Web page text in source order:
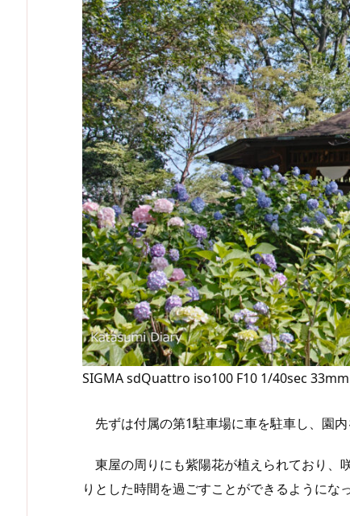
SIGMA sdQuattro iso100 F10 1/40sec 33mm
先ずは付属の第1駐車場に車を駐車し、園内
東屋の周りにも紫陽花が植えられており、
りとした時間を過ごすことができるようにな